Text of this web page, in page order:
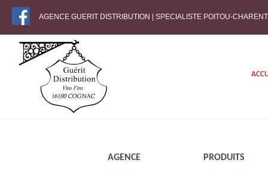
AGENCE GUERIT DISTRIBUTION | SPECIALISTE POITOU-
AGENCE PRODUITS